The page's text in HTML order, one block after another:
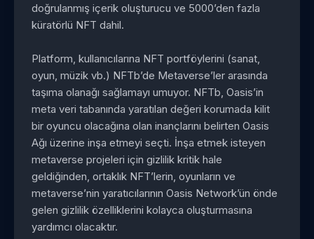
doğrulanmış içerik oluşturucu ve 5000’den fazla
küratörlü NFT dahil.
Platform, kullanıcılarına NFT portföylerini (sanat,
oyun, müzik vb.) NFTb’de Metaverse’ler arasında
taşıma olanağı sağlamayı umuyor. NFTb, Oasis’in
meta veri tabanında yaratılan değeri korumada kilit
bir oyuncu olacağına olan inançlarını belirten Oasis
Ağı üzerine inşa etmeyi seçti. İnşa etmek isteyen
metaverse projeleri için gizlilik kritik hale
geldiğinden, ortaklık NFT’lerin, oyunların ve
metaverse’nin yaratıcılarının Oasis Network’ün önde
gelen gizlilik özelliklerini kolayca oluşturmasına
yardımcı olacaktır.